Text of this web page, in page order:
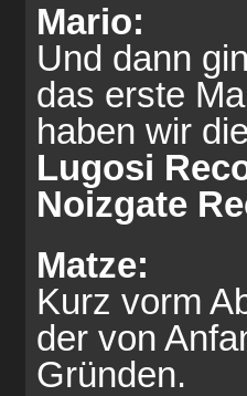
Mario:
Und dann
das erste
haben wir
Lugosi
Noizgate
Matze:
Kurz vorm
der von
Gründen.